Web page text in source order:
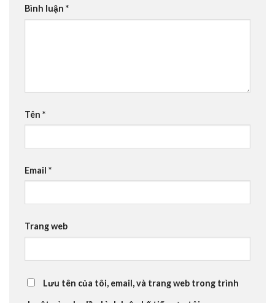
Bình luận *
Tên *
Email *
Trang web
Lưu tên của tôi, email, và trang web trong trình